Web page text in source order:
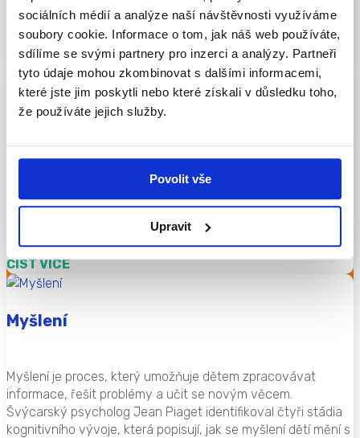
sociálních médií a analýze naší návštěvnosti využíváme
soubory cookie. Informace o tom, jak náš web používáte,
sdílíme se svými partnery pro inzerci a analýzy. Partneři
tyto údaje mohou zkombinovat s dalšími informacemi,
které jste jim poskytli nebo které získali v důsledku toho,
že používáte jejich služby.
Povolit vše
Upravit
dítěte a hraje klíčovou roli v jeho kognitivním a motorickém
vývoji.
ČÍST VÍCE
Kreativita
řešení či umělecká díla. V dětském vývoji hraje klíčovou roli,
protože podporuje myšlení, sebevědomí i sociální
dovednosti. Děti, které rozvíjejí kreativitu, lépe řeší problémy,
ČÍST VÍCE
Myšlení
Myšlení je proces, který umožňuje dětem zpracovávat
informace, řešit problémy a učit se novým věcem.
Švýcarský psycholog Jean Piaget identifikoval čtyři stádia
kognitivního vývoje, která popisují, jak se myšlení dětí mění s